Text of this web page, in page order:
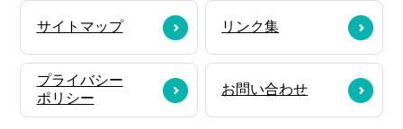
サイトマップ リンク集
プライバシー
ポリシー
お問い合わせ